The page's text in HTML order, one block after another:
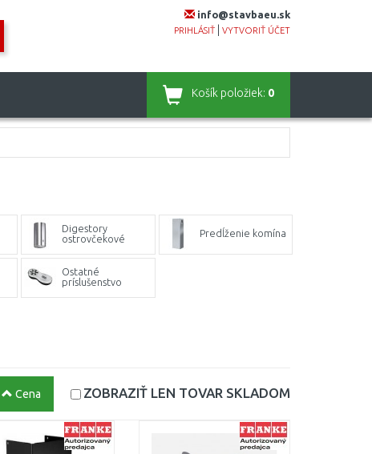
info@stavbaeu.sk
PRIHLÁSIŤ VYTVORIŤ ÚČET
Košík položiek: 0
Digestory
ostrovčekové
Predĺženie komína
Ostatné
príslušenstvo
Cena ZOBRAZIŤ LEN TOVAR SKLADOM